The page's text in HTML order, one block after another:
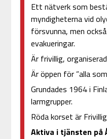
Ett nätverk som
myndigheterna vid
försvunna, men
evakueringar.
Är frivillig,
Är öppen för ”alla
Grundades 1964 i
larmgrupper.
Röda korset är
Aktiva i tjänsten på